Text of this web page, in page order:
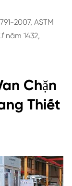
2007, ASTM
năm 1432,
Chặn
Thiết